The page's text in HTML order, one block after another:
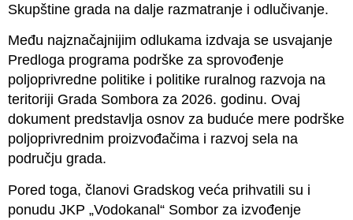
Skupštine grada na dalje razmatranje i odlučivanje.
Među najznačajnijim odlukama izdvaja se usvajanje
Predloga programa podrške za sprovođenje
poljoprivredne politike i politike ruralnog razvoja na
teritoriji Grada Sombora za 2026. godinu. Ovaj
dokument predstavlja osnov za buduće mere podrške
poljoprivrednim proizvođačima i razvoj sela na
području grada.
Pored toga, članovi Gradskog veća prihvatili su i
ponudu JKP „Vodokanal“ Sombor za izvođenje